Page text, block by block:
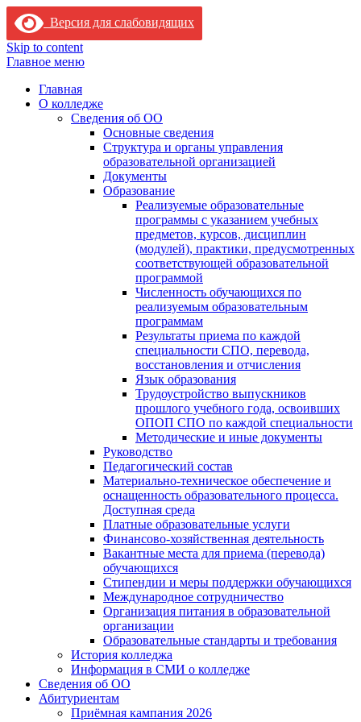
Версия для слабовидящих
Skip to content
Главное меню
Главная
О колледже
Сведения об ОО
Основные сведения
Структура и органы управления
образовательной организацией
Документы
Образование
Реализуемые образовательные
программы с указанием учебных
предметов, курсов, дисциплин
(модулей), практики, предусмотренных
соответствующей образовательной
программой
Численность обучающихся по
реализуемым образовательным
программам
Результаты приема по каждой
специальности СПО, перевода,
восстановления и отчисления
Язык образования
Трудоустройство выпускников
прошлого учебного года, освоивших
ОПОП СПО по каждой специальности
Методические и иные документы
Руководство
Педагогический состав
Материально-техническое обеспечение и
оснащенность образовательного процесса.
Доступная среда
Платные образовательные услуги
Финансово-хозяйственная деятельность
Вакантные места для приема (перевода)
обучающихся
Стипендии и меры поддержки обучающихся
Международное сотрудничество
Организация питания в образовательной
организации
Образовательные стандарты и требования
История колледжа
Информация в СМИ о колледже
Сведения об ОО
Абитуриентам
Приёмная кампания 2026